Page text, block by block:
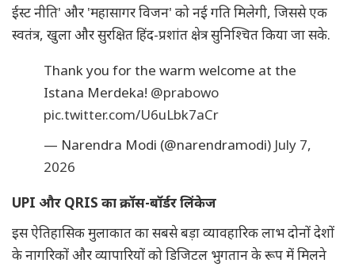
ईस्ट नीति' और 'महासागर विजन' को नई गति मिलेगी, जिससे एक
स्वतंत्र, खुला और सुरक्षित हिंद-प्रशांत क्षेत्र सुनिश्चित किया जा सके.
Thank you for the warm welcome at the
Istana Merdeka! @prabowo
pic.twitter.com/U6uLbk7aCr
— Narendra Modi (@narendramodi) July 7,
2026
UPI और QRIS का क्रॉस-बॉर्डर लिंकेज
इस ऐतिहासिक मुलाकात का सबसे बड़ा व्यावहारिक लाभ दोनों देशों
के नागरिकों और व्यापारियों को डिजिटल भुगतान के रूप में मिलने